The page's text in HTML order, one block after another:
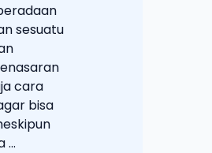
sesuatu
cara
bisa
...